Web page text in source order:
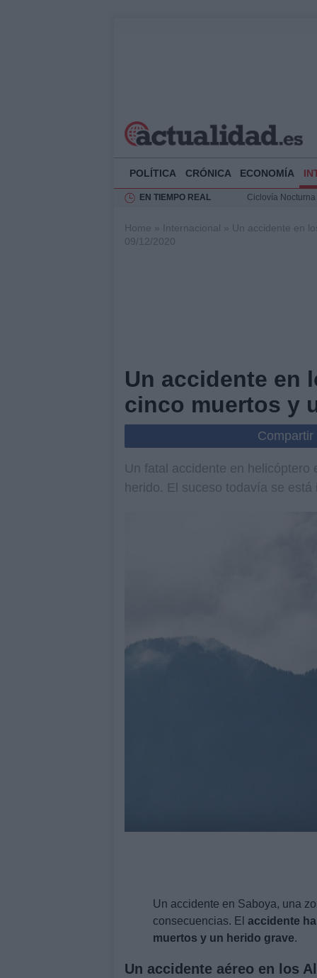
POLÍTICA CRÓNICA ECONOMÍA
EN TIEMPO REAL
Ciclovía
Rehabilitación de
Home » Internacional » Un accidente en
09/12/2020
Un accidente en
cinco muertos y
Un fatal accidente en helicóptero
herido. El suceso todavía se
Un accidente en Saboya, una
consecuencias. El accidente
muertos y un herido grave.
Un accidente aéreo en los